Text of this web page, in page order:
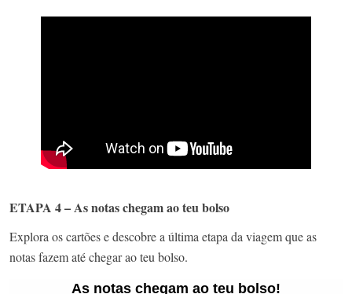
ETAPA 4 – As notas chegam ao teu bolso
Explora os cartões e descobre a última etapa da viagem que as
notas fazem até chegar ao teu bolso.